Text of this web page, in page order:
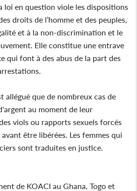
loi en question viole les dispositions
droits de l’homme et des peuples,
et à la non-discrimination et le
Elle constitue une entrave
qui font à des abus de la part des
allégué que de nombreux cas de
au moment de leur
viols ou rapports sexuels forcés
être libérées. Les femmes qui
sont traduites en justice.
de KOACI au Ghana, Togo et